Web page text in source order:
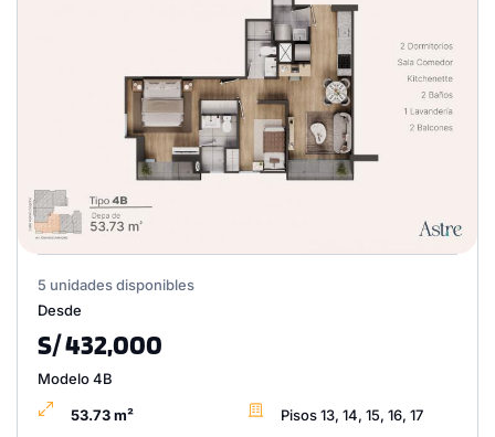
5 unidades disponibles
Desde
S/ 432,000
Modelo 4B
53.73 m² Pisos 13, 14, 15, 16, 17